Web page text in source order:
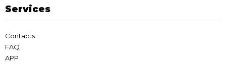
Services
Contacts
FAQ
APP